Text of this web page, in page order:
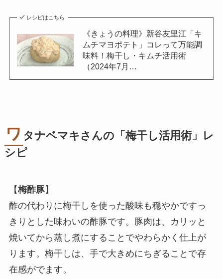
レシピはこちら
《きょうの料理》新谷友里江「キ
ムチマヨポテト」コレって万能調
味料！梅干し・キムチ活用術
（2024年7月…
ワ タナベマキさんの「梅干し活用術」レ
シピ
【梅酢豚】
酢の代わりに梅干しを使った酸味も穏やかですっ
きりとした味わいの酢豚です。豚肉は、カリッと
焼いてから蒸し煮にすることでやわらかく仕上が
ります。梅干しは、手で大きめにちぎることで存
在感がでます。